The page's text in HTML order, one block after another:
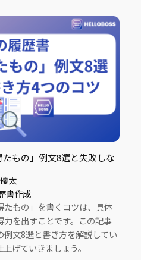
もの」例文8選と失敗しな
太
書作成
もの」を書くコツは、具体
を出すことです。この記事
文8選と書き方を解説してい
げていきましょう。